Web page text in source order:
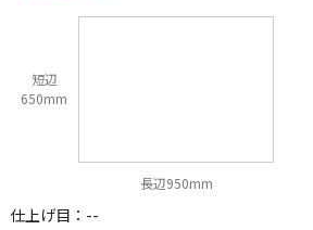
短辺
650mm
長辺950mm
仕上げ目： --